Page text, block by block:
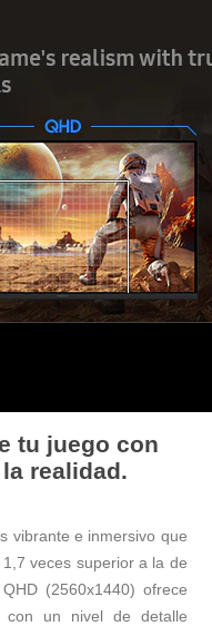
tu juego con
realidad.
vibrante e inmersivo que
veces superior a la de
(2560x1440) ofrece
con un nivel de detalle